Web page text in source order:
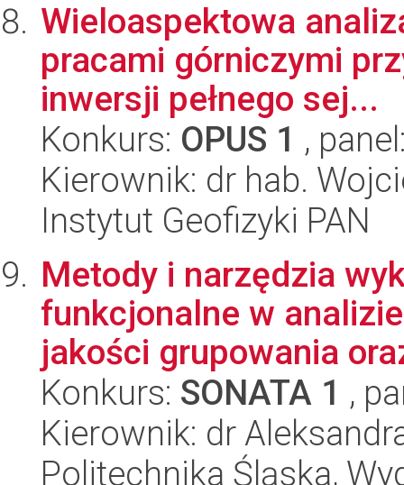
Wieloaspektowa
pracami górniczymi
inwersji pełnego sej...
Konkurs: OPUS 1 ,
Kierownik: dr hab.
Instytut Geofizyki PAN
Metody i narzędzia
funkcjonalne w
jakości grupowania
Konkurs: SONATA 1 ,
Kierownik: dr
Politechnika Śląska,